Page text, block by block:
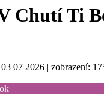
Chutí Ti
07 2026 | zobrazení: